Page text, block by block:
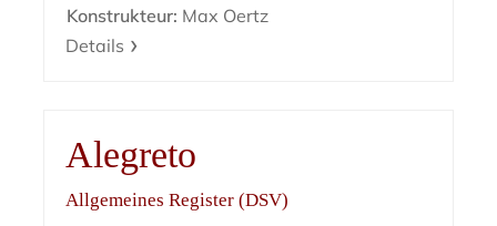
Konstrukteur: Max Oertz
Details
Alegreto
Allgemeines Register (DSV)